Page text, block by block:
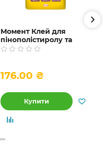
Момент Клей для
пінополістиролу та
пінопласту, 25 кг
176.00 ₴
Купити